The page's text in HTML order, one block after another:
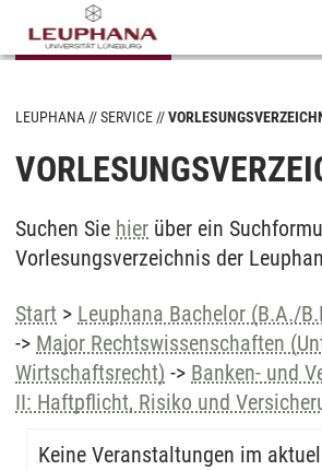
LEUPHANA SERVICE
Suchen Sie hier über ein
Vorlesungsverzeichnis der
Start > Leuphana Bachelor (B.A./
-> Major Rechtswissenschaften
Wirtschaftsrecht) -> Banken- und
II: Haftpflicht, Risiko und
Keine Veranstaltungen im